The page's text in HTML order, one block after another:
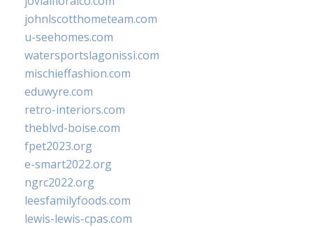
johnlscotthometeam.com
u-seehomes.com
watersportslagonissi.com
mischieffashion.com
eduwyre.com
retro-interiors.com
theblvd-boise.com
fpet2023.org
e-smart2022.org
ngrc2022.org
leesfamilyfoods.com
lewis-lewis-cpas.com